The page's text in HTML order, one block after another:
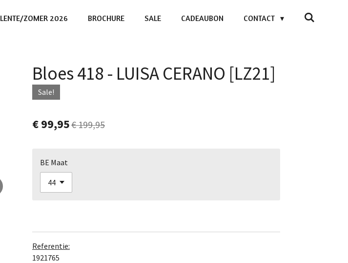
LENTE/ZOMER 2026 BROCHURE SALE CADEAUBON CONTACT
Bloes 418 - LUISA CERANO [LZ21]
Sale!
€ 99,95€ 199,95
BE Maat
Referentie:
1921765